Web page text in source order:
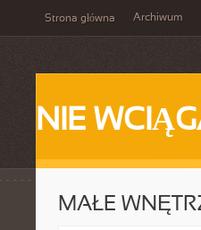
Strona główna Archiwum
NIE
MAŁE